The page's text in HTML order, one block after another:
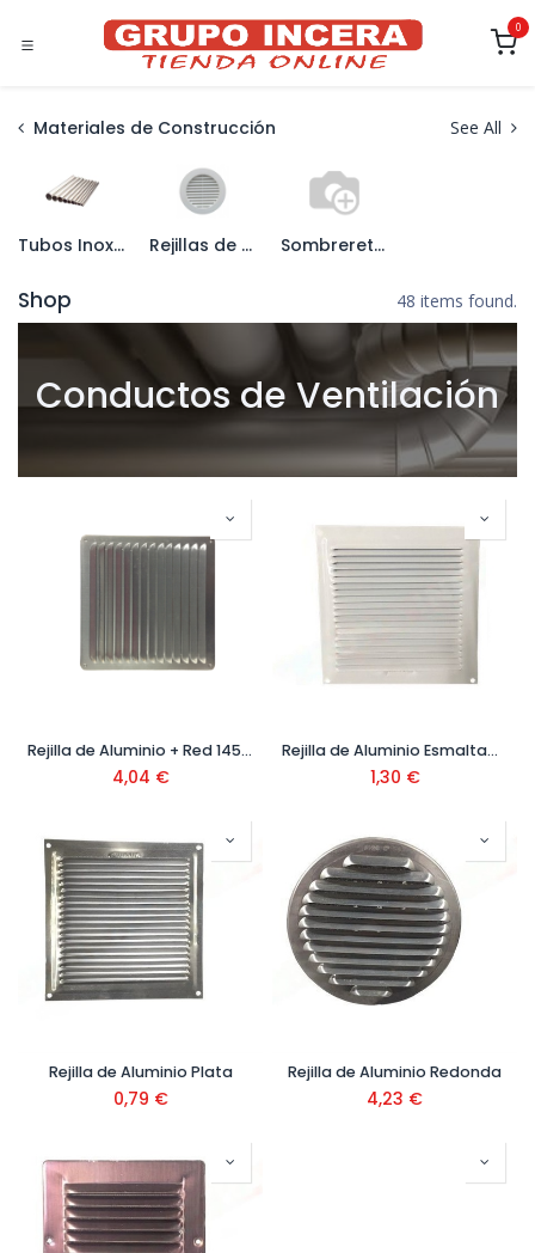
0
Materiales de Construcción See All
Tubos Inoxidables y Accesorios Rejillas de Ventilacion Sombreretes y Aspiradores
Shop 48 items found.
Conductos de Ventilación
Rejilla de Aluminio + Red 145 x 145 mm
4,04 €
Rejilla de Aluminio Esmaltado Blanco 200 x 200 mm
1,30 €
Rejilla de Aluminio Plata
0,79 €
Rejilla de Aluminio Redonda
4,23 €